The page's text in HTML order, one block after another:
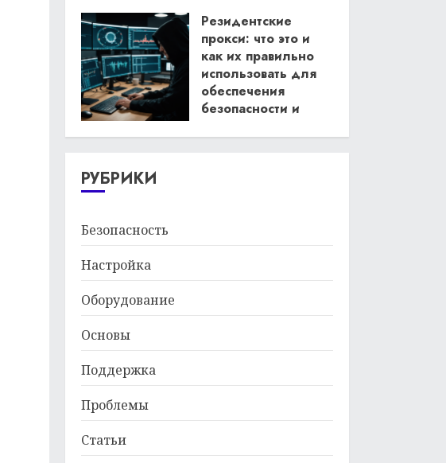
Резидентские
прокси: что это и
как их правильно
использовать для
обеспечения
безопасности и
РУБРИКИ
Безопасность
Настройка
Оборудование
Основы
Поддержка
Проблемы
Статьи